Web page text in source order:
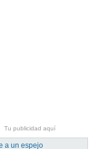
Tu publicidad aquí
a un espejo